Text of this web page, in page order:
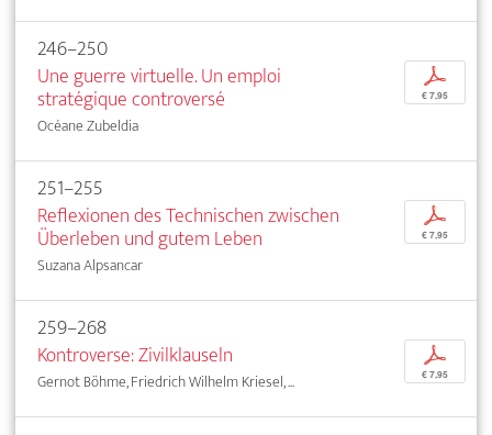
246–250
Une guerre virtuelle. Un emploi
stratégique controversé
Océane Zubeldia
p
€ 7,95
251–255
Reflexionen des Technischen zwischen
Überleben und gutem Leben
Suzana Alpsancar
p
€ 7,95
259–268
Kontroverse: Zivilklauseln
Gernot Böhme, Friedrich Wilhelm Kriesel, ...
p
€ 7,95